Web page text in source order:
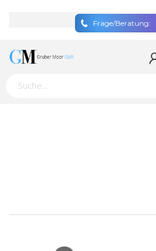
Frage/Beratung: